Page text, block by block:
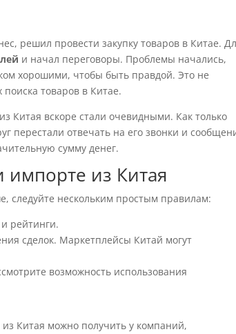
решил провести закупку товаров в Китае.
и начал переговоры. Проблемы начались,
хорошими, чтобы быть правдой. Это не
товаров в Китае.
Китая вскоре стали очевидными. Как только
перестали отвечать на его звонки и
сумму денег.
импорте из Китая
следуйте нескольким простым правилам:
рейтинги.
сделок. Маркетплейсы Китай могут
возможность использования
Китая можно получить у компаний,